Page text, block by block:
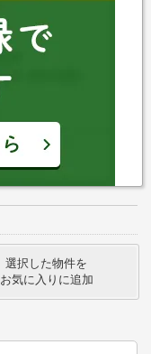
選択した物件を
お気に入りに追加